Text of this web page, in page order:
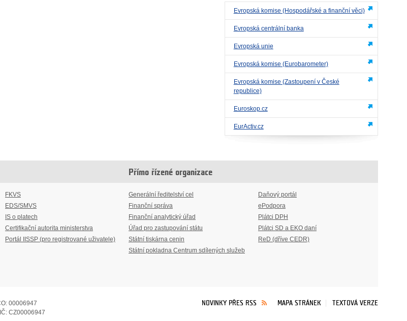
Evropská komise (Hospodářské a finanční věci)
Evropská centrální banka
Evropská unie
Evropská komise (Eurobarometer)
Evropská komise (Zastoupení v České
republice)
Euroskop.cz
EurActiv.cz
FKVS
EDS/SMVS
IS o platech
Certifikační autorita ministerstva
Portál IISSP (pro registrované uživatele)
Přímo řízené organizace
Generální ředitelství cel
Finanční správa
Finanční analytický úřad
Úřad pro zastupování státu
Státní tiskárna cenin
Státní pokladna Centrum sdílených služeb
Daňový portál
ePodpora
Plátci DPH
Plátci SD a EKO daní
ReD (dříve CEDR)
00006947
CZ00006947
NOVINKY PŘES RSS MAPA STRÁNEK TEXTOVÁ VERZE